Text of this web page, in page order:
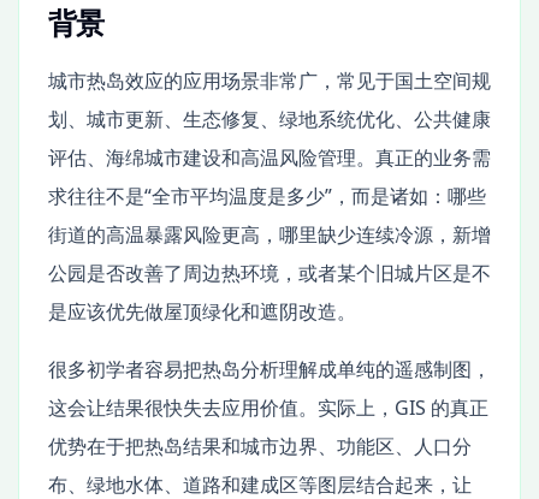
背景
城市热岛效应的应用场景非常广，常见于国土空间规
划、城市更新、生态修复、绿地系统优化、公共健康
评估、海绵城市建设和高温风险管理。真正的业务需
求往往不是“全市平均温度是多少”，而是诸如：哪些
街道的高温暴露风险更高，哪里缺少连续冷源，新增
公园是否改善了周边热环境，或者某个旧城片区是不
是应该优先做屋顶绿化和遮阴改造。
很多初学者容易把热岛分析理解成单纯的遥感制图，
这会让结果很快失去应用价值。实际上，GIS 的真正
优势在于把热岛结果和城市边界、功能区、人口分
布、绿地水体、道路和建成区等图层结合起来，让